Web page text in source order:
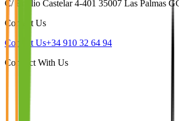
C/ Emilio Castelar 4-401 35007 Las Palmas
Contact Us
Contact Us+34 910 32 64 94
Connect With Us